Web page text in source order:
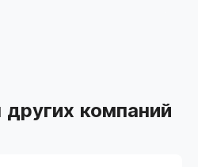
компаний